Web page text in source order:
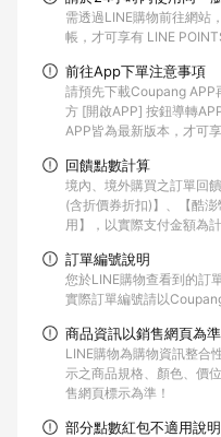
需透過LINE購物前往網站
帳，才可享有 LINE
前往App下單注意事項
請預先下載Coupang APP
方 [開啟APP] 按鈕導轉
APP皆為最新版本，才可享
回饋點數計算
境內、境外購買之訂單回
(含折價券折扣)】、【酷
用】，以實際支付金額為計
訂單編號說明
您於LINE購物查看到的訂
實際訂單編號請以
商品資訊以銷售網頁為準
LINE購物為購物資訊整合
示之商品規格、顏色、價
售網頁標示為準！
部分點數紅包不適用說明